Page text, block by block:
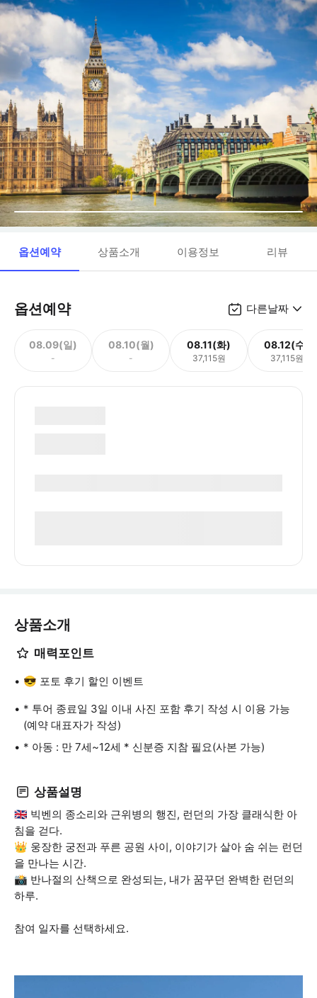
옵션예약 상품소개 이용정보 리뷰
옵션예약 다른날짜
08.09(일)
-
08.10(월)
-
08.11(화)
37,115원
08.12(수)
37,115원
상품소개
매력포인트
😎 포토 후기 할인 이벤트
* 투어 종료일 3일 이내 사진 포함 후기 작성 시 이용 가능
(예약 대표자가 작성)
* 아동 : 만 7세~12세 * 신분증 지참 필요(사본 가능)
상품설명
🇬🇧 빅벤의 종소리와 근위병의 행진, 런던의 가장 클래식한 아
침을 걷다.
👑 웅장한 궁전과 푸른 공원 사이, 이야기가 살아 숨 쉬는 런던
을 만나는 시간.
📸 반나절의 산책으로 완성되는, 내가 꿈꾸던 완벽한 런던의
하루.
참여 일자를 선택하세요.